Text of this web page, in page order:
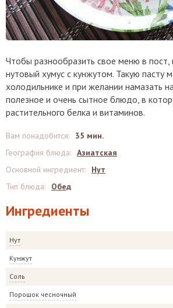
Чтобы разнообразить свое меню в
нутовый хумус с кунжутом. Такую пасту
холодильнике и при желании намазать
полезное и очень сытное блюдо, в
растительного белка и витаминов.
Ингредиенты
Нут
Кунжут
Соль
Порошок чесночный
Вам понадобится:
35 мин.
География блюда: Азиатская
Основной ингредиент:
Нут
Тип блюда: Обед